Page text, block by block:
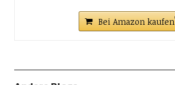
Bei Amazon kaufen